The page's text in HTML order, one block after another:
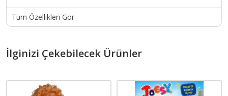
Tüm Özellikleri Gör
İlginizi Çekebilecek Ürünler